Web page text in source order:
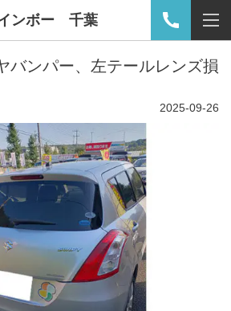
ンボー 千葉
ンパー、左テールレンズ損
2025-09-26